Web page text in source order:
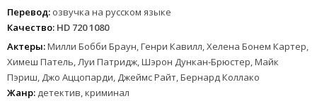
Перевод: озвучка на русском языке
Качество: HD 720 1080
Актеры:Милли Бобби Браун, Генри Кавилл, Хелена Бонем Картер,
Химеш Патель, Луи Патридж, Шэрон Дункан-Брюстер, Майк
Пэриш, Джо Аццопарди, Джеймс Райт, Бернард Коллако
Жанр: детектив, криминал